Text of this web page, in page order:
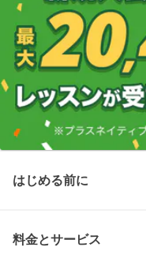
はじめる前に
料金とサービス